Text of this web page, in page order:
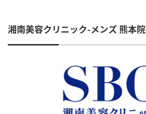
湘南美容クリニック-メンズ 熊本院